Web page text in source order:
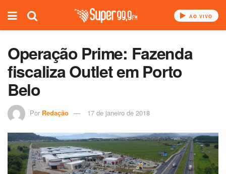
AO VIVO
Operação Prime: Fazenda
fiscaliza Outlet em Porto
Belo
Por Redação 17 de janeiro de 2018